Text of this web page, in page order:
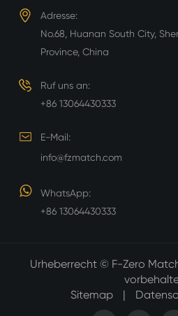
Adresse:
No.68, Huanan South City,
Province, China
Ruf uns an:
+86 13064430333
E-Mail:
info@fzmatch.com
WhatsApp:
+86 13064430333
Urheberrecht © F-Zero
Sitemap
|